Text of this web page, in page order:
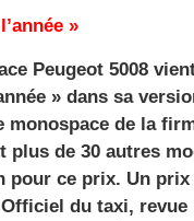
»
Peugeot 5008
» dans sa
monospace de la
plus de 30 autres
pour ce prix. Un
du taxi,